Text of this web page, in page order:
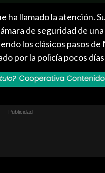
ha llamado la atención.
de seguridad de
los clásicos pasos
por la policía pocos